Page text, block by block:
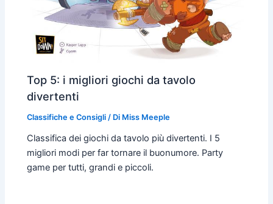
Top 5: i migliori giochi da tavolo
divertenti
Classifiche e Consigli / Di Miss Meeple
Classifica dei giochi da tavolo più divertenti. I 5
migliori modi per far tornare il buonumore. Party
game per tutti, grandi e piccoli.